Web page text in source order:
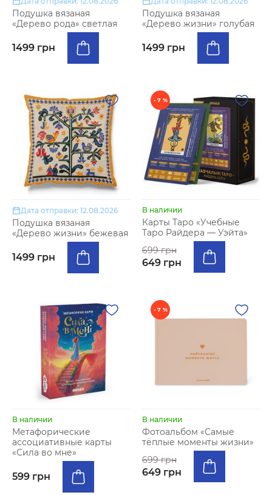
Подушка вязаная
«Дерево рода» светлая
1499 грн
Подушка вязаная
«Дерево жизни» голубая
1499 грн
Дата отправки: 12.08.2026
Подушка вязаная
«Дерево жизни» бежевая
1499 грн
- 7 %
В наличии
Карты Таро «Учебные
Таро Райдера — Уэйта»
699 грн
649 грн
В наличии
Метафорические
ассоциативные карты
«Сила во мне»
599 грн
- 7 %
В наличии
Фотоальбом «Самые
тёплые моменты жизни»
699 грн
649 грн